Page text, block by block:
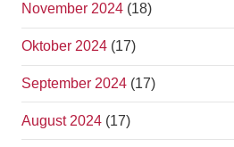
November 2024 (18)
Oktober 2024 (17)
September 2024 (17)
August 2024 (17)